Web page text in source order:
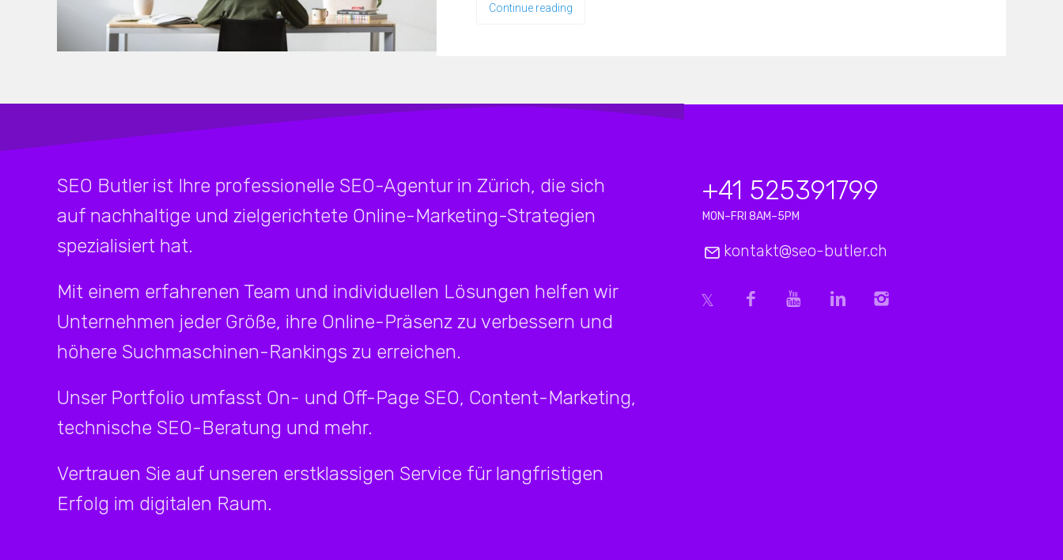
Continue reading
SEO Butler ist Ihre professionelle SEO-Agentur in Zürich, die sich
auf nachhaltige und zielgerichtete Online-Marketing-Strategien
spezialisiert hat.
Mit einem erfahrenen Team und individuellen Lösungen helfen wir
Unternehmen jeder Größe, ihre Online-Präsenz zu verbessern und
höhere Suchmaschinen-Rankings zu erreichen.
Unser Portfolio umfasst On- und Off-Page SEO, Content-Marketing,
technische SEO-Beratung und mehr.
Vertrauen Sie auf unseren erstklassigen Service für langfristigen
Erfolg im digitalen Raum.
+41 525391799
MON–FRI 8AM–5PM
kontakt@seo-butler.ch